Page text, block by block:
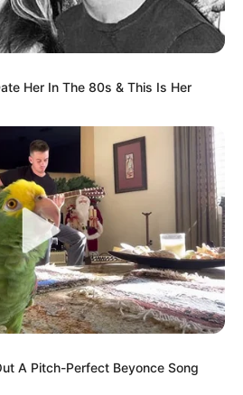
Her In The 80s & This Is Her
A Pitch-Perfect Beyonce Song